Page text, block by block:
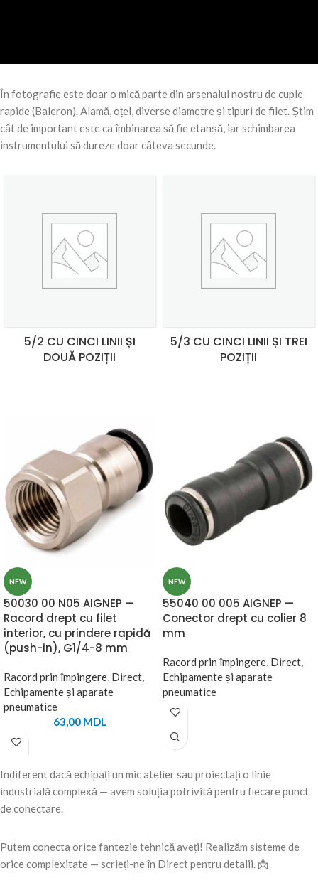
În fotografie este doar o mică parte din arsenalul nostru de cuple
rapide (Baleron). Alamă, oțel, diverse diametre și tipuri de filet. Știm
cât de important este ca îmbinarea să fie etanșă, iar schimbarea
instrumentului să dureze doar câteva secunde.
5/2 CU CINCI LINII ȘI
DOUĂ POZIȚII
5/3 CU CINCI LINII ȘI TREI
POZIȚII
NEW
50030 00 N05 AIGNEP —
Racord drept cu filet
interior, cu prindere rapidă
(push-in), G1/4-8 mm
Racord prin împingere, Direct,
Echipamente și aparate
pneumatice
63,00 MDL
NEW
55040 00 005 AIGNEP —
Conector drept cu colier 8
mm
Racord prin împingere, Direct,
Echipamente și aparate
pneumatice
Indiferent dacă echipați un mic atelier sau proiectați o linie
industrială complexă — avem soluția potrivită pentru fiecare punct
de conectare.
Putem conecta orice fantezie tehnică aveți! Realizăm sisteme de
orice complexitate — scrieți-ne în Direct pentru detalii. 📩